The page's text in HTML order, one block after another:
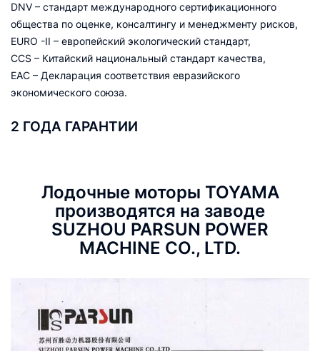
DNV – стандарт международного сертификационного
общества по оценке, консалтингу и менеджменту рисков,
EURO -II – европейский экологический стандарт,
ССS – Китайский национальный стандарт качества,
EAC – Декларация соответствия евразийского
экономического союза.
2 ГОДА ГАРАНТИИ
Лодочные моторы TOYAMA
производятся на заводе
SUZHOU PARSUN POWER
MACHINE CO., LTD.